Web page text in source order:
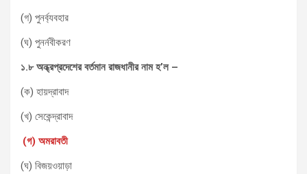
(গ) পুনর্ব্যবহার
(ঘ) পুনর্নবীকরণ
১.৮ অন্ধ্রপ্রদেশের বর্তমান রাজধানীর নাম হ’ল –
(ক) হায়দ্রাবাদ
(খ) সেকেন্দ্রাবাদ
(গ) অমরাবতী
(ঘ) বিজয়ওয়াড়া